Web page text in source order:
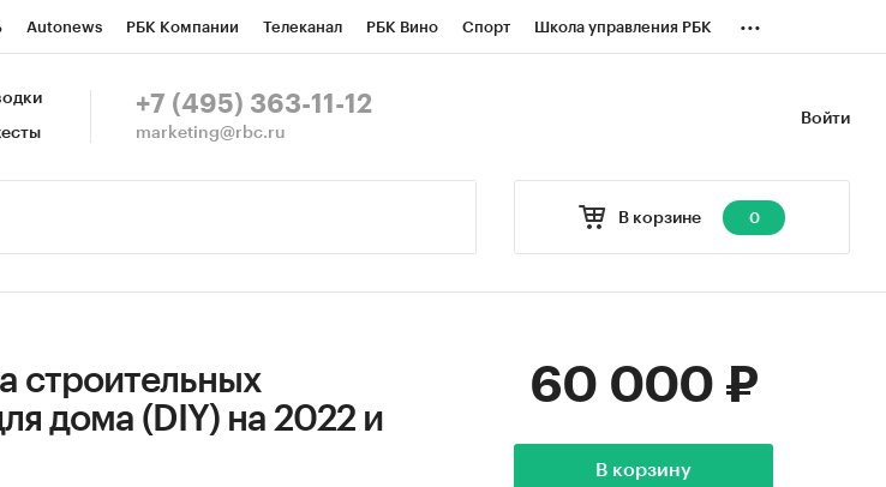
Autonews РБК Компании Телеканал РБК Вино Спорт Школа управления РБК
Конференции СПб Спецпроекты
...
Войти
+7 (495) 363-11-12
marketing@rbc.ru
В корзине 0
строительных
дома (DIY) на 2022 и
60 000 ₽
В корзину